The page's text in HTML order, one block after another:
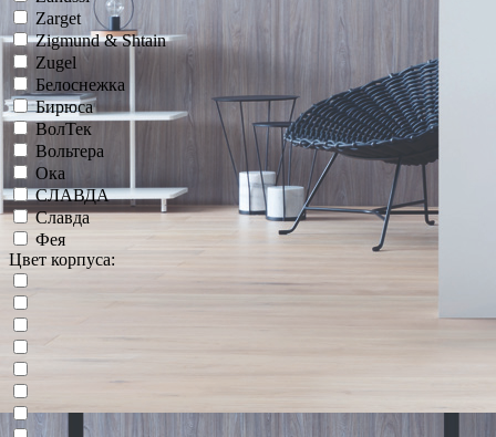
Zarget
Zigmund & Shtain
Zugel
Белоснежка
Бирюса
ВолТек
Вольтера
Ока
СЛАВДА
Славда
Фея
Цвет корпуса: